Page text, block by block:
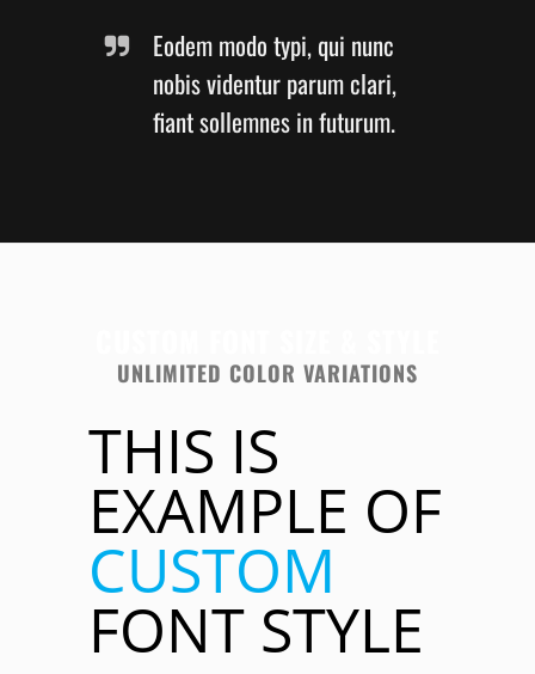
Eodem modo typi, qui nunc
nobis videntur parum clari,
fiant sollemnes in futurum.
UNLIMITED COLOR VARIATIONS
THIS IS
EXAMPLE OF
CUSTOM
FONT STYLE